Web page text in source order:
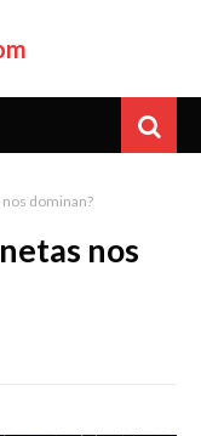
nos dominan?
nos